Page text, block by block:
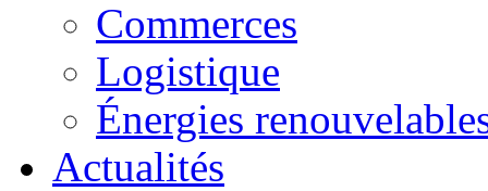
Commerces
Logistique
Énergies
Actualités